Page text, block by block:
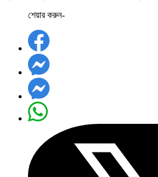
শেয়ার করুন-